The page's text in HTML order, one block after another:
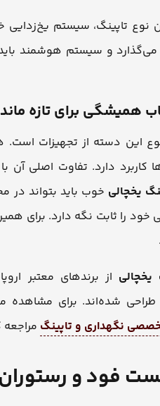
نوع تاپینگ، سیستم
می‌گذارد و سیستم هوشمند
این دسته از تجهیزات است.
کاربرد دارد. تفاوت اصلی
یخچالی
را ثابت نگه دارد. برای
یخچالی از برندهای معتبر
طراحی شده‌اند. برای
نگهداری و تاپینگ مراجعه
فست فود و